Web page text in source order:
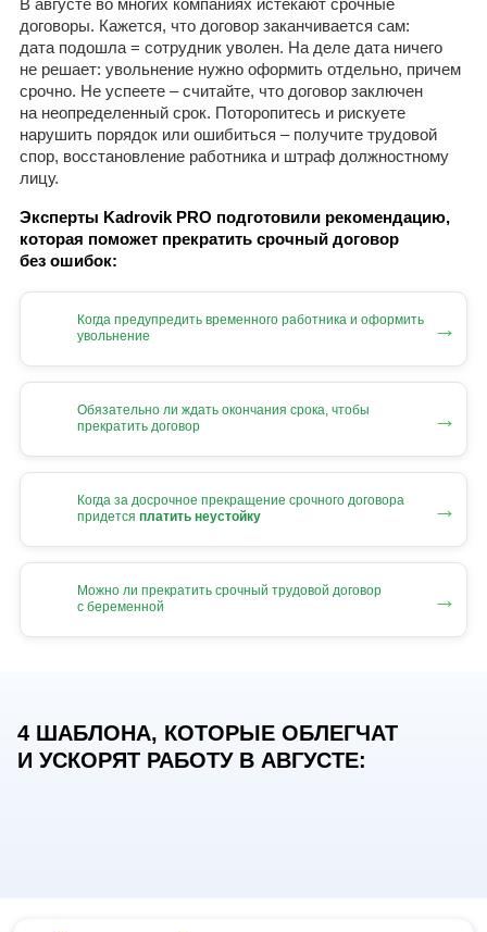
договоры. Кажется, что договор заканчивается сам:
дата подошла = сотрудник уволен. На деле дата ничего
не решает: увольнение нужно оформить отдельно, причем
срочно. Не успеете – считайте, что договор заключен
на неопределенный срок. Поторопитесь и рискуете
нарушить порядок или ошибиться – получите трудовой
спор, восстановление работника и штраф должностному
лицу.
Эксперты Kadrovik PRO подготовили рекомендацию,
которая поможет прекратить срочный договор
без ошибок:
Когда предупредить временного работника и оформить
увольнение
→
Обязательно ли ждать окончания срока, чтобы
прекратить договор
→
Когда за досрочное прекращение срочного договора
придется платить неустойку →
Можно ли прекратить срочный трудовой договор
с беременной
→
4 ШАБЛОНА, КОТОРЫЕ ОБЛЕГЧАТ
И УСКОРЯТ РАБОТУ В АВГУСТЕ: